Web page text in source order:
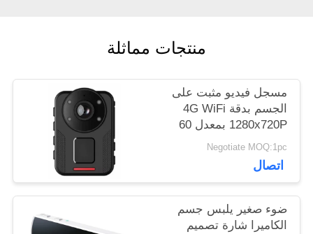
اطلب
اقتباس
خريطة
الموقع
منتجات مماثلة
مسجل فيديو مثبت على
الجسم بدقة 4G WiFi
1280x720P بمعدل 60
إطارًا في الثانية، مصمم
للعمل في درجات حرارة
Negotiate MOQ:1pc
اتصال
ضوء صغير يلبس جسم
الكاميرا شارة تصميم